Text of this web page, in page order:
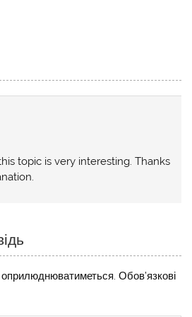
topic is very interesting. Thanks
Обов’язкові